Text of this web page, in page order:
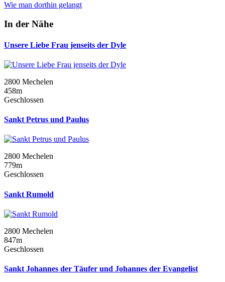
Wie man dorthin gelangt
In der Nähe
Unsere Liebe Frau jenseits der Dyle
2800 Mechelen
458m
Geschlossen
Sankt Petrus und Paulus
2800 Mechelen
779m
Geschlossen
Sankt Rumold
2800 Mechelen
847m
Geschlossen
Sankt Johannes der Täufer und Johannes der Evangelist